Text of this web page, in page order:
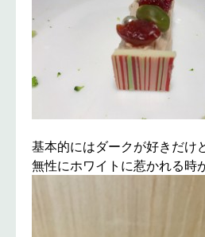
基本的にはダークが好きだけど
無性にホワイトに惹かれる時